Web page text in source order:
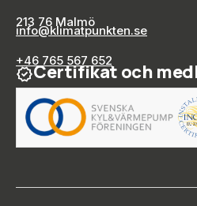
213 76 Malmö
info@klimatpunkten.se
+46 765 567 652
Certifikat och